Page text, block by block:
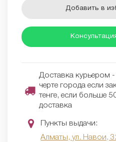
Добавить в
Доставка курьером -
черте города если
тенге, если больше
доставка
Пункты выдачи:
Алматы, ул. Навои,